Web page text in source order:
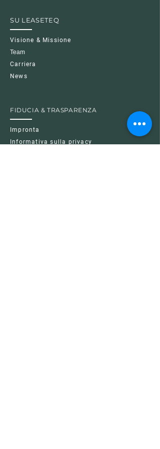
SU LEASETEQ
Visione & Missione
Team
Carriera
News
FIDUCIA & TRASPARENZA
Impronta
Informativa sulla privacy